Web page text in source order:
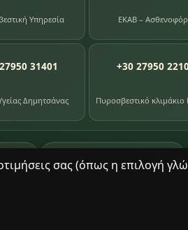
σας (όπως η επιλογή
Υπηρεσία ΕΚΑΒ –
31401
Δημητσάνας
+30 27950
Πυροσβεστικό κλιμάκιο
βιβλία βιβλιοθήκης